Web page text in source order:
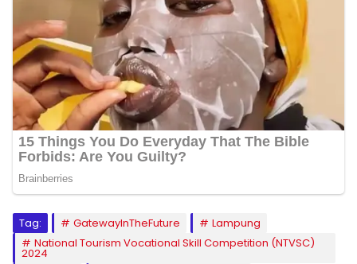
Tag: GatewayInTheFuture
Lampung
National Tourism Vocational Skill Competition (NTVSC)
2024